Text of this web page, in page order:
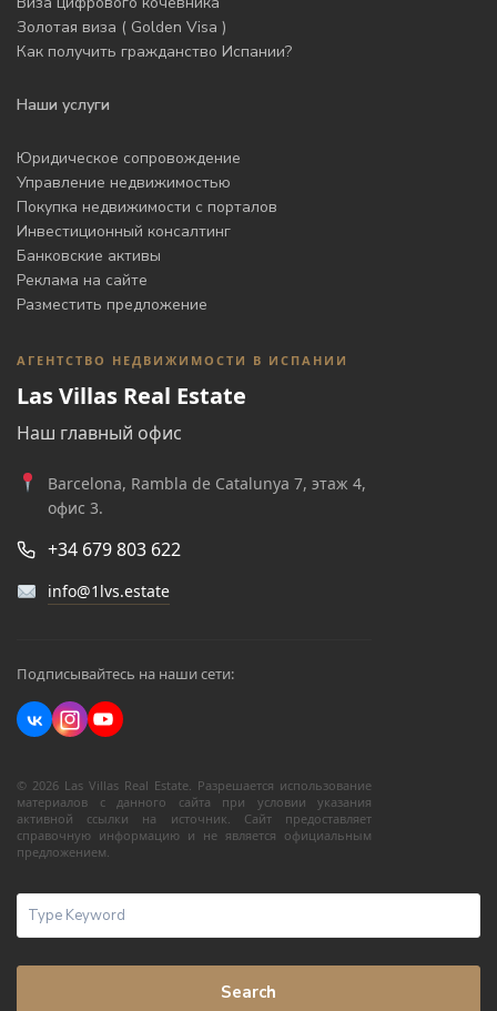
Золотая виза ( Golden Visa )
Как получить гражданство Испании?
Наши услуги
Юридическое сопровождение
Управление недвижимостью
Покупка недвижимости с порталов
Инвестиционный консалтинг
Банковские активы
Реклама на сайте
Разместить предложение
АГЕНТСТВО НЕДВИЖИМОСТИ В ИСПАНИИ
Las Villas Real Estate
Наш главный офис
Barcelona, Rambla de Catalunya 7, этаж 4,
офис 3.
+34 679 803 622
info@1lvs.estate
Подписывайтесь на наши сети:
© 2026 Las Villas Real Estate. Разрешается использование
материалов с данного сайта при условии указания
активной ссылки на источник. Сайт предоставляет
справочную информацию и не является официальным
предложением.
Search